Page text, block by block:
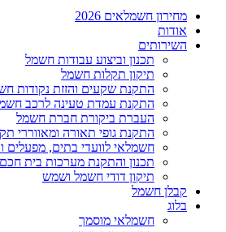
מחירון חשמלאים 2026
אודות
השירותים
תכנון וביצוע עבודות חשמל
תיקון תקלות חשמל
התקנת שקעים והזזת נקודות
התקנת עמדת טעינה לרכב
העברת ביקורת חברת חשמל
התקנת גופי תאורה ומאווררי
חשמלאי לוועדי בתים, מפעלים
תכנון והתקנת מערכות בית חכם
תיקון דודי חשמל ושמש
קבלן חשמל
בלוג
חשמלאי מוסמך